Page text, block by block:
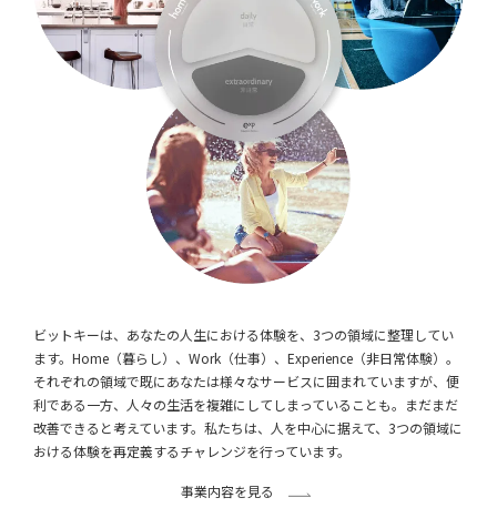
ビットキーは、あなたの人生における体験を、3つの領域に整理してい
ます。Home（暮らし）、Work（仕事）、Experience（非日常体験）。
それぞれの領域で既にあなたは様々なサービスに囲まれていますが、便
利である一方、人々の生活を複雑にしてしまっていることも。まだまだ
改善できると考えています。私たちは、人を中心に据えて、3つの領域に
おける体験を再定義するチャレンジを行っています。
事業内容を見る